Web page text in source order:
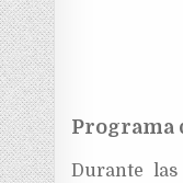
Programa
Durante